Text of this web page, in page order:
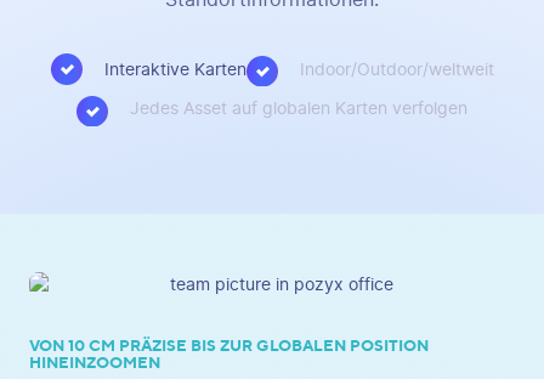
Interaktive Karten Indoor/Outdoor/weltweit
Jedes Asset auf globalen Karten verfolgen
VON 10 CM PRÄZISE BIS ZUR GLOBALEN POSITION
HINEINZOOMEN